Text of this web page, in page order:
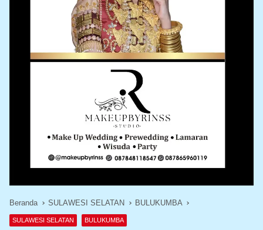
Beranda SULAWESI SELATAN BULUKUMBA
SULAWESI SELATAN BULUKUMBA